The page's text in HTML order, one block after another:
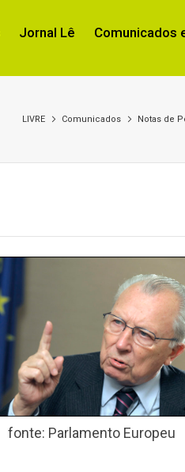
Jornal Lê Comunicados
LIVRE Comunicados Notas de
fonte: Parlamento Europeu